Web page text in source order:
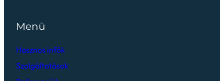
Menü
Hasznos infók
Szolgáltatások